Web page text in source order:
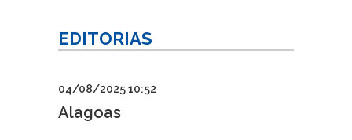
EDITORIAS
04/08/2025 10:52
Alagoas